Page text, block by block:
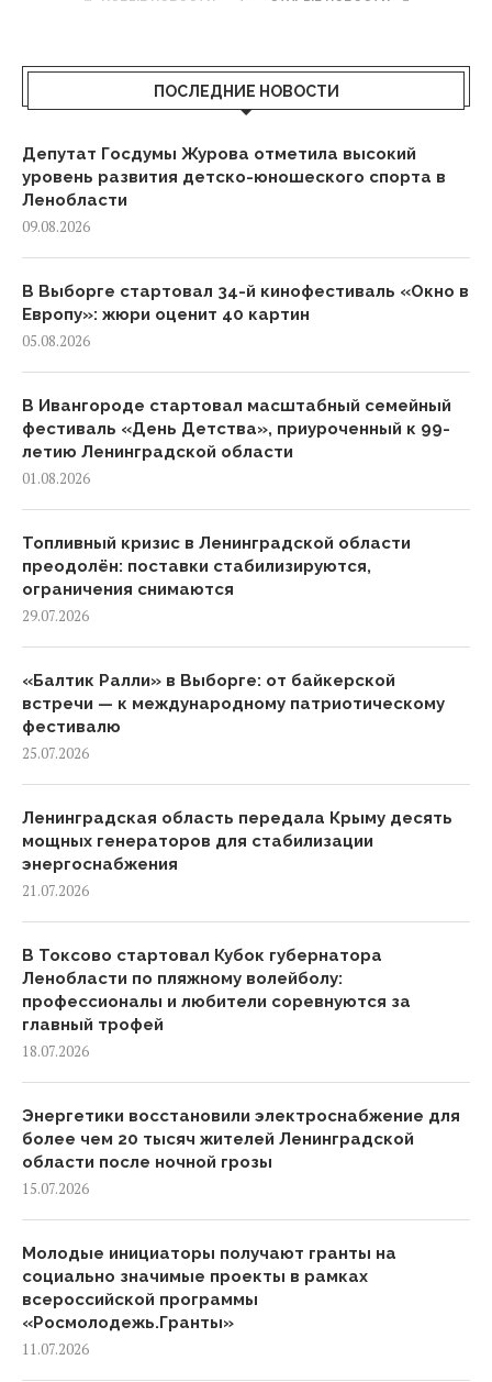
ПОСЛЕДНИЕ НОВОСТИ
Депутат Госдумы Журова отметила высокий
уровень развития детско-юношеского спорта в
Ленобласти
09.08.2026
В Выборге стартовал 34-й кинофестиваль «Окно в
Европу»: жюри оценит 40 картин
05.08.2026
В Ивангороде стартовал масштабный семейный
фестиваль «День Детства», приуроченный к 99-
летию Ленинградской области
01.08.2026
Топливный кризис в Ленинградской области
преодолён: поставки стабилизируются,
ограничения снимаются
29.07.2026
«Балтик Ралли» в Выборге: от байкерской
встречи — к международному патриотическому
фестивалю
25.07.2026
Ленинградская область передала Крыму десять
мощных генераторов для стабилизации
энергоснабжения
21.07.2026
В Токсово стартовал Кубок губернатора
Ленобласти по пляжному волейболу:
профессионалы и любители соревнуются за
главный трофей
18.07.2026
Энергетики восстановили электроснабжение для
более чем 20 тысяч жителей Ленинградской
области после ночной грозы
15.07.2026
Молодые инициаторы получают гранты на
социально значимые проекты в рамках
всероссийской программы
«Росмолодежь.Гранты»
11.07.2026